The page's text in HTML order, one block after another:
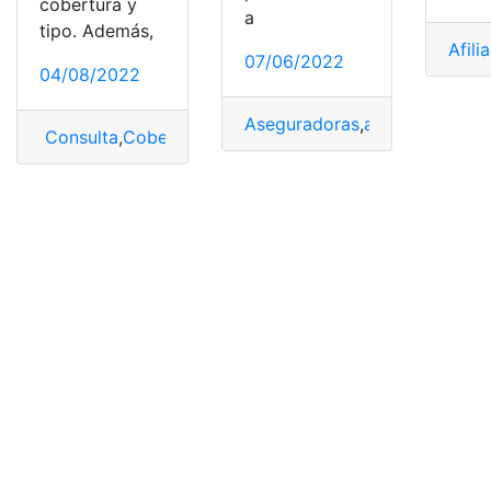
cobertura y
tipo. Además,
04/08/2022
Consulta,Cobertura Cobertura de Salud
a
07/06/2022
Aseguradoras,asegurados